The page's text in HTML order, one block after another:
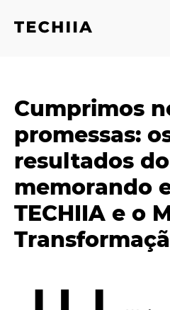
Cumprimos
promessas:
resultados do
memorando
TECHIIA e o